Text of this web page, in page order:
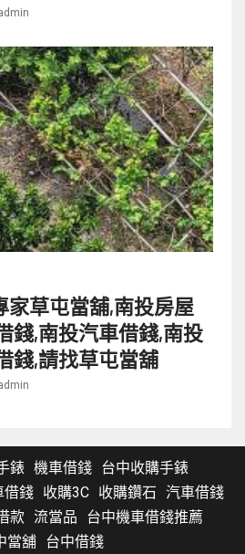
家草屯當舖,南投房屋
錢,南投汽車借錢,南投
錢,請找草屯當舖
錶 機車借錢 台中收購手錶
借錢 收購3C 收購鑽石 汽車借錢
款 流當品
台中機車借錢推薦
當舖 台中借錢